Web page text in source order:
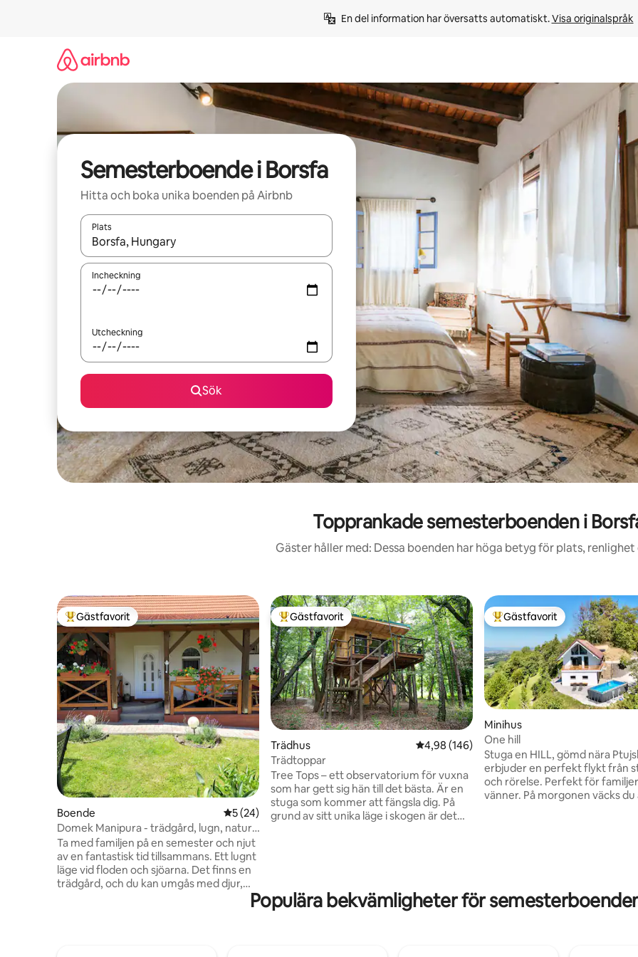
En del information har översatts automatiskt. Visa originalspråk
Semesterboende i Borsfa
Hitta och boka unika boenden på Airbnb
Plats
När resultaten är tillgängliga kan du navigera med upp- och nedåtpilarna eller utforska genom att trycka eller svepa.
Incheckning
Utcheckning
Sök
Topprankade semesterboenden i
Gäster håller med: Dessa boenden har höga betyg för plats, renlighet
Populär gästfavorit
Gästfavorit
Boende 5 av 5 i genomsnittligt betyg, 24 omdömen
5 (24)
Domek Manipura - trädgård, lugn, natur.
Termy Lenti.
Ta med familjen på en semester och njut
av en fantastisk tid tillsammans. Ett lugnt
läge vid floden och sjöarna. Det finns en
trädgård, och du kan umgås med djur,
Populär gästfavorit
Gästfavorit
Trädhus 4,98 av 5 i genomsnittligt betyg, 146
4,98 (146)
Trädtoppar
Tree Tops – ett observatorium för vuxna
som har gett sig hän till det bästa. Är en
stuga som kommer att fängsla dig. På
grund av sitt unika läge i skogen är det
stugan kommer du att förtrollas av
doften av gran, samtidigt som du
Populär gästfavorit
Gästfavorit
Minihus
One hill
Stuga en HILL, gömd nära
erbjuder en perfekt flykt från
och rörelse. Perfekt för
vänner. På morgonen väcks du av
Lady of the Covenant. Kom för
luft och enkel lantlig komfort
Populära bekvämligheter för